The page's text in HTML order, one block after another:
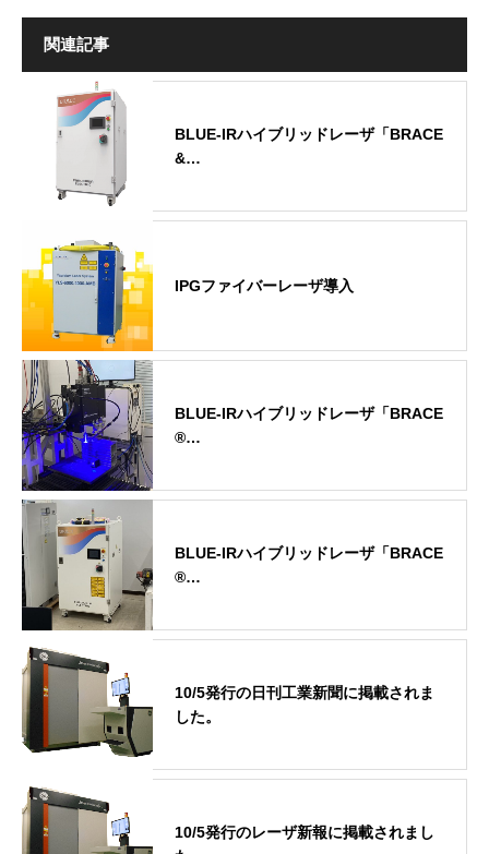
関連記事
BLUE-IRハイブリッドレーザ「BRACE
&…
IPGファイバーレーザ導入
BLUE-IRハイブリッドレーザ「BRACE
®…
BLUE-IRハイブリッドレーザ「BRACE
®…
10/5発行の日刊工業新聞に掲載されま
した。
10/5発行のレーザ新報に掲載されまし